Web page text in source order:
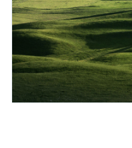
Найти, выбрать и
используя параметры
Получение
приборе
Введите серийный номер
Level measurement
Купить всё
Memosens
Купить всё
Купить всё
промышленности
цифровизации
Операционная
производства